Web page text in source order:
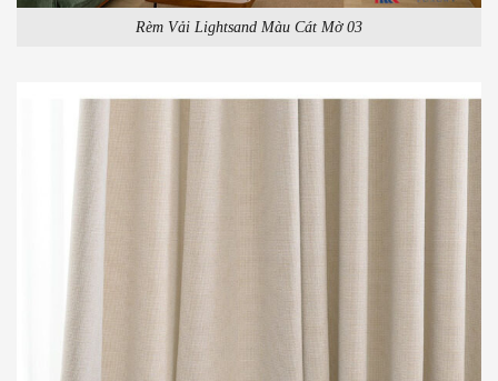
Rèm Vải Lightsand Màu Cát Mờ 03